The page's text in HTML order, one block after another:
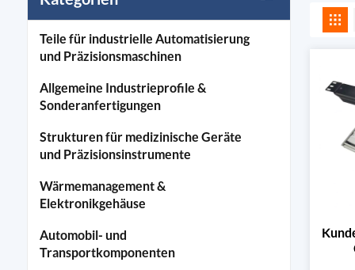
Teile für industrielle Automatisierung
und Präzisionsmaschinen
Allgemeine Industrieprofile &
Sonderanfertigungen
Strukturen für medizinische Geräte
und Präzisionsinstrumente
Wärmemanagement &
Elektronikgehäuse
Automobil- und
Transportkomponenten